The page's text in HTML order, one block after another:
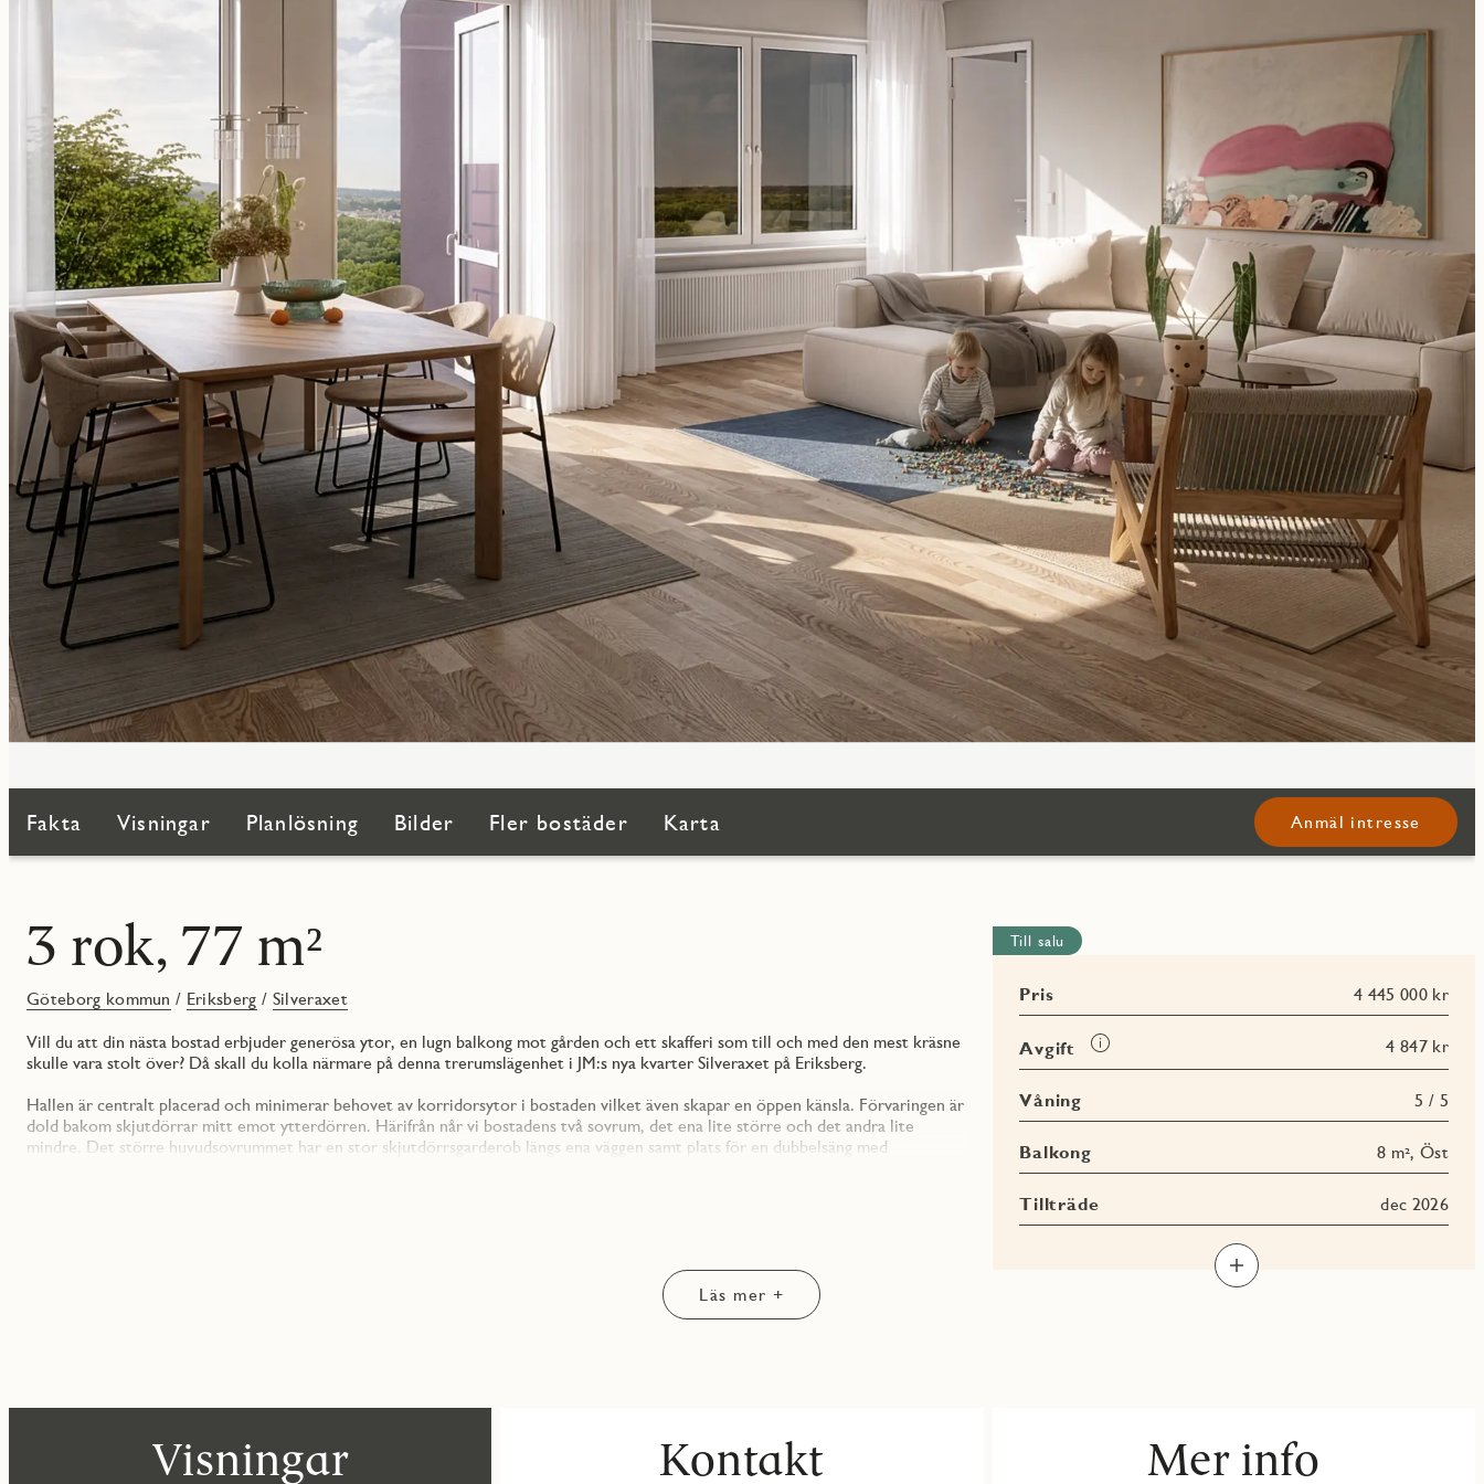
Fakta Visningar Planlösning Bilder Fler bostäder Karta Anmäl intresse
3 rok, 77 m²
Göteborg kommun / Eriksberg / Silveraxet
Vill du att din nästa bostad erbjuder generösa ytor, en lugn balkong mot gården och ett skafferi som till och med den mest kräsne
skulle vara stolt över? Då skall du kolla närmare på denna trerumslägenhet i JM:s nya kvarter Silveraxet på Eriksberg.
Hallen är centralt placerad och minimerar behovet av korridorsytor i bostaden vilket även skapar en öppen känsla. Förvaringen är
dold bakom skjutdörrar mitt emot ytterdörren. Härifrån når vi bostadens två sovrum, det ena lite större och det andra lite
mindre. Det större huvudsovrummet har en stor skjutdörrsgarderob längs ena väggen samt plats för en dubbelsäng med
Köket erbjuder dessutom något så ovanligt som ett väl tilltaget skafferi om tre kvadratmeter och är såklart utrustat med den
maskinella utrustningen som man kan önska från en modern bostad så som diskmaskin, ugn, induktionshäll, samt dubbla kyl/frys.
Vidare erbjuder huset flera bekvämligheter så som en trevlig innergård med sittplatser och underjordiska garage som nås direkt
från varje trapphus, självklart med laddstation för elbil. Lägenheten får dessutom ett förråd antingen i källaren eller på vinden och
Till salu
Pris 4 445 000 kr
Avgift
Läs
mer
4 847 kr
Våning 5 / 5
Balkong 8 m², Öst
Tillträde dec 2026
Läs mer +
Visningar Kontakt Mer info